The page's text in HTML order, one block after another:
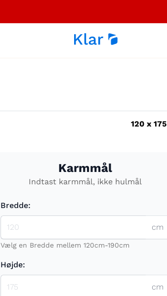
120 x175
Karmmål
Indtast karmmål, ikke hulmål
Bredde:
cm
Vælg en Bredde mellem 120cm-190cm
Højde:
cm